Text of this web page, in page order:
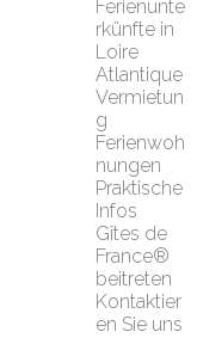
Ferienunte
rkünfte in
Loire
Atlantique
Vermietun
g
Ferienwoh
nungen
Praktische
Infos
Gîtes de
France®
beitreten
Kontaktier
en Sie uns